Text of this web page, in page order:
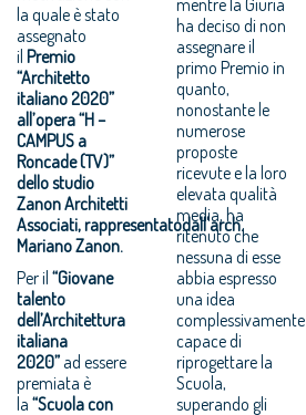
la quale è stato
assegnato
il Premio
“Architetto
italiano 2020”
all’opera “H –
CAMPUS a
Roncade (TV)”
dello studio
Zanon Architetti
Associati,rappresentatodall'arch.
Mariano Zanon.
Per il “Giovane
talento
dell’Architettura
italiana
2020” ad essere
premiata è
la “Scuola con
ha deciso di non
assegnare il
primo Premio in
quanto,
nonostante le
numerose
proposte
ricevute e la loro
elevata qualità
media, ha
ritenuto che
nessuna di esse
abbia espresso
una idea
complessivamente
capace di
riprogettare la
Scuola,
superando gli